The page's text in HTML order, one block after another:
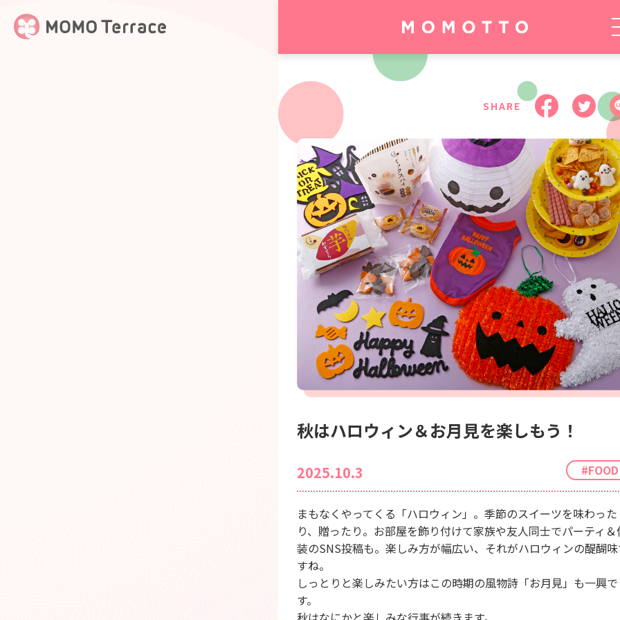
SHARE
秋はハロウィン＆お月見を楽しもう！
2025.10.3 #FOOD
まもなくやってくる「ハロウィン」。季節のスイーツを味わった
り、贈ったり。お部屋を飾り付けて家族や友人同士でパーティ＆
装のSNS投稿も。楽しみ方が幅広い、それがハロウィンの醍醐
すね。
しっとりと楽しみたい方はこの時期の風物詩「お月見」も一興で
す。